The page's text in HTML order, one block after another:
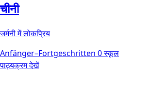
चीनी
जर्मनी में लोकप्रिय
Anfänger–Fortgeschritten 0 स्कूल
पाठ्यक्रम देखें